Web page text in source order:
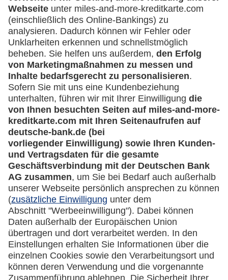
Häufige Fragen
Downloadcenter
Kontakt
Mehr
Kreditkarten-Banking
miles-and-more.com
lufthansa.com
Rechtliches
Impressum
Datenschutz
Cookie Einstellungen
Vertrag widerrufen